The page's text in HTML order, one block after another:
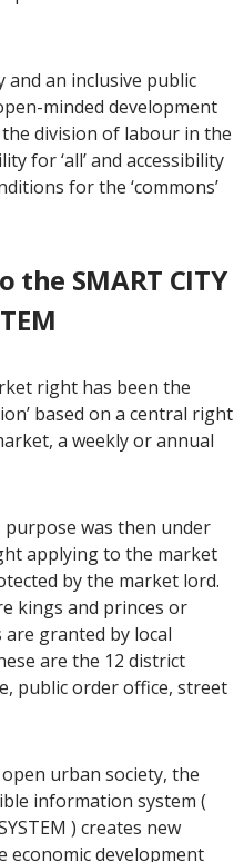
and an inclusive public
minded development
division of labour in the
for ‘all’ and accessibility
for the ‘commons’
SMART CITY
right has been the
based on a central right
a weekly or annual
was then under
applying to the market
by the market lord.
kings and princes or
granted by local
are the 12 district
public order office, street
urban society, the
information system (
) creates new
economic development